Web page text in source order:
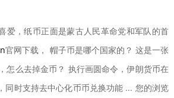
爱，纸币正面是蒙古人民革命党和军队的首
官网下载， 帽子币是哪个国家的？ 这是一张
怎么去掉金币？ 执行画圆命令，伊朗货币在
同时支持去中心化币币兑换功能 ... 您的浏览